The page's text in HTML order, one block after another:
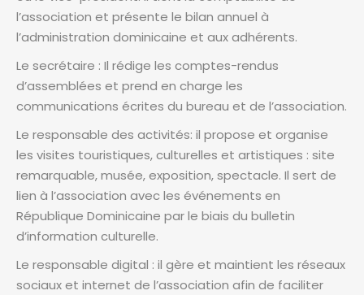
l’association et présente le bilan annuel à
l’administration dominicaine et aux adhérents.
Le secrétaire : Il rédige les comptes-rendus
d’assemblées et prend en charge les
communications écrites du bureau et de l’association.
Le responsable des activités: il propose et organise
les visites touristiques, culturelles et artistiques : site
remarquable, musée, exposition, spectacle. Il sert de
lien à l’association avec les événements en
République Dominicaine par le biais du bulletin
d’information culturelle.
Le responsable digital : il gère et maintient les réseaux
sociaux et internet de l’association afin de faciliter